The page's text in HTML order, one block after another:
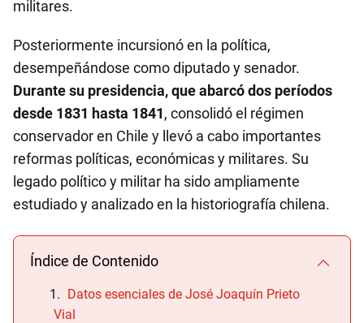
militares.
Posteriormente incursionó en la política,
desempeñándose como diputado y senador.
Durante su presidencia, que abarcó dos períodos
desde 1831 hasta 1841, consolidó el régimen
conservador en Chile y llevó a cabo importantes
reformas políticas, económicas y militares. Su
legado político y militar ha sido ampliamente
estudiado y analizado en la historiografía chilena.
Índice de Contenido
Datos esenciales de José Joaquín Prieto
Vial